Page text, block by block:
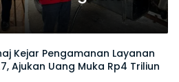
LPG
Kejar Pengamanan Layanan
Ajukan Uang Muka Rp4 Triliun